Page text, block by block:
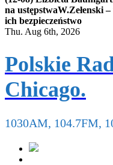
na ustępstwaW.Zełenski
ich bezpieczeństwo
Thu. Aug 6th, 2026
Polskie
Chicago.
1030AM, 104.7FM,